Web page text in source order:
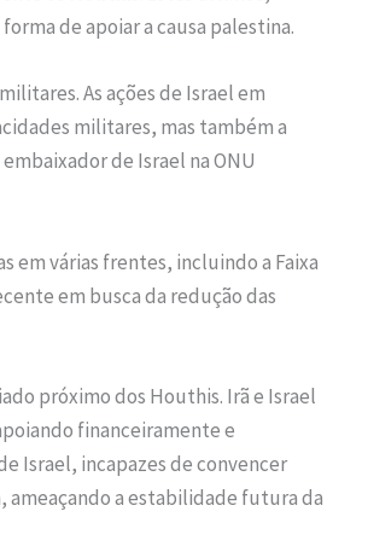
de apoiar a causa palestina.
As ações de Israel em
militares, mas também a
de Israel na ONU
em várias frentes, incluindo a Faixa
em busca da redução das
próximo dos Houthis. Irã e Israel
financeiramente e
Israel, incapazes de convencer
ameaçando a estabilidade futura da